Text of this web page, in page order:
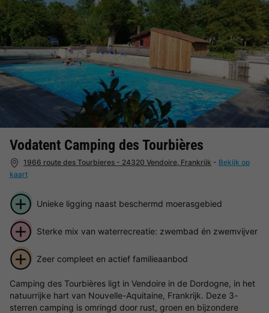
Vodatent Camping des Tourbières
1966 route des Tourbieres - 24320 Vendoire, Frankrijk - Bekijk op
kaart
Unieke ligging naast beschermd moerasgebied
Sterke mix van waterrecreatie: zwembad én zwemvijver
Zeer compleet en actief familieaanbod
Camping des Tourbières ligt in Vendoire in de Dordogne, in het
natuurrijke hart van Nouvelle-Aquitaine, Frankrijk. Deze 3-
sterren camping is omringd door rust, groen en bijzondere